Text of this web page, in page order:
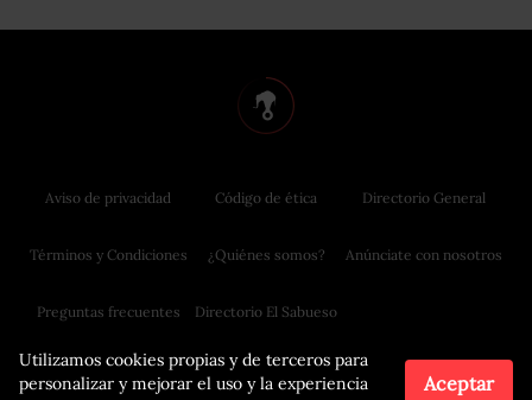
Utilizamos cookies propias y de terceros para
personalizar y mejorar el uso y la experiencia
Aceptar
Aviso de privacidad
Términos y Condiciones
Preguntas frecuentes
Código de ética
¿Quiénes somos?
Directorio El Sabueso
Directorio General
Anúnciate con nosotros